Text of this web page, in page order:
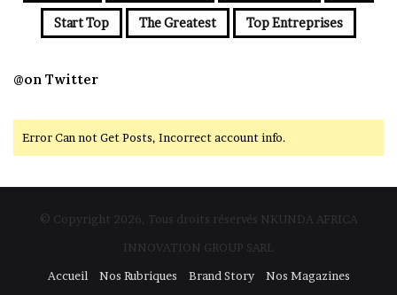
Start Top The Greatest Top Entreprises
@on Twitter
Error Can not Get Posts, Incorrect account info.
© Copyright 2026, Tous droits réservés NKUNDA AFRICA
INNOVATION GROUP SARL
Accueil
Nos Rubriques Brand Story
Nos Magazines